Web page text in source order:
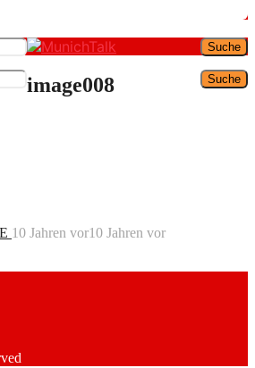
Suche
Suche
image008
10 Jahren vor10 Jahren vor